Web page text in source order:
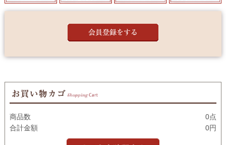
商品数
0点
合計金額
0円